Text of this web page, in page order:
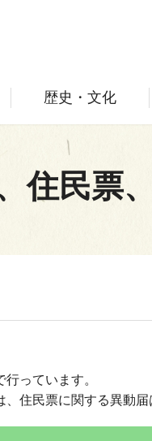
歴史・文化
住民票
っています。
住民票に関する異動